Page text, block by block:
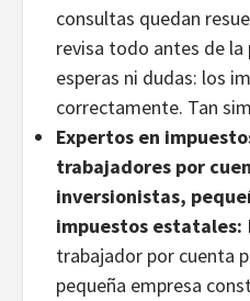
consultas quedan
revisa todo antes de la
esperas ni dudas: los
correctamente. Tan
Expertos en
trabajadores por
inversionistas,
impuestos estatales:
trabajador por cuenta
pequeña empresa